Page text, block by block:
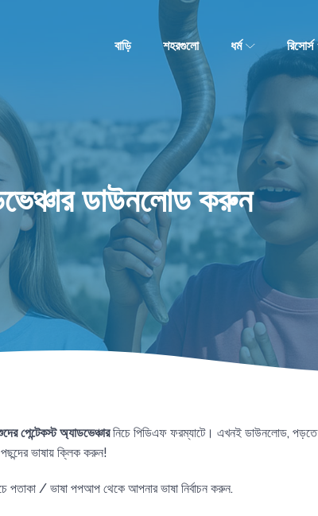
বাড়ি শহরগুলো ধর্ম রিসোর্স
ডাউনলোড করুন
পেন্টেকস্ট অ্যাডভেঞ্চারনিচে পিডিএফ ফরম্যাটে। এখনই ডাউনলোড, পড়তে
ভাষায় ক্লিক করুন!
পতাকা / ভাষা পপআপ থেকে আপনার ভাষা নির্বাচন করুন.